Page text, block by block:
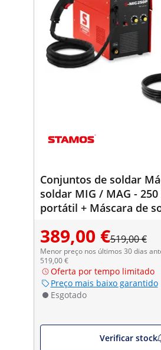
Conjuntos de soldar
soldar MIG / MAG - 250
portátil + Máscara de
389,00 €519,00 €
Menor preço nos últimos 30 dias
519,00 €
Oferta por tempo limitado
Preço mais baixo garantido
Esgotado
Verificar stock